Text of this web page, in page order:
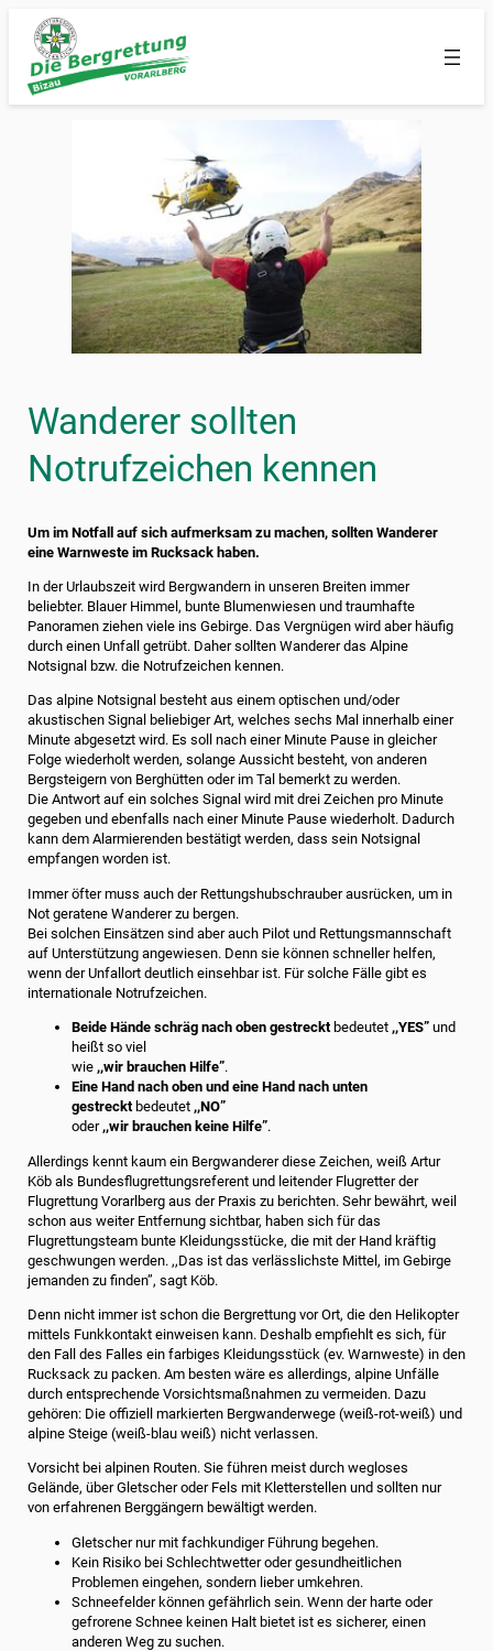
Inhalt
springen
Wanderer sollten
Notrufzeichen kennen
Um im Notfall auf sich aufmerksam zu machen, sollten Wanderer
eine Warnweste im Rucksack haben.
In der Urlaubszeit wird Bergwandern in unseren Breiten immer
beliebter. Blauer Himmel, bunte Blumenwiesen und traumhafte
Panoramen ziehen viele ins Gebirge. Das Vergnügen wird aber häufig
durch einen Unfall getrübt. Daher sollten Wanderer das Alpine
Notsignal bzw. die Notrufzeichen kennen.
Das alpine Notsignal besteht aus einem optischen und/oder
akustischen Signal beliebiger Art, welches sechs Mal innerhalb einer
Minute abgesetzt wird. Es soll nach einer Minute Pause in gleicher
Folge wiederholt werden, solange Aussicht besteht, von anderen
Bergsteigern von Berghütten oder im Tal bemerkt zu werden.
Die Antwort auf ein solches Signal wird mit drei Zeichen pro Minute
gegeben und ebenfalls nach einer Minute Pause wiederholt. Dadurch
kann dem Alarmierenden bestätigt werden, dass sein Notsignal
empfangen worden ist.
Immer öfter muss auch der Rettungshubschrauber ausrücken, um in
Not geratene Wanderer zu bergen.
Bei solchen Einsätzen sind aber auch Pilot und Rettungsmannschaft
auf Unterstützung angewiesen. Denn sie können schneller helfen,
wenn der Unfallort deutlich einsehbar ist. Für solche Fälle gibt es
internationale Notrufzeichen.
Beide Hände schräg nach oben gestrecktbedeutet ,,YES”und
heißt so viel
wie ,,wir brauchen Hilfe”.
Eine Hand nach oben und eine Hand nach unten
gestreckt bedeutet ,,NO”
oder,,wir brauchen keine Hilfe”.
Allerdings kennt kaum ein Bergwanderer diese Zeichen, weiß Artur
Köb als Bundesflugrettungsreferent und leitender Flugretter der
Flugrettung Vorarlberg aus der Praxis zu berichten. Sehr bewährt, weil
schon aus weiter Entfernung sichtbar, haben sich für das
Flugrettungsteam bunte Kleidungsstücke, die mit der Hand kräftig
geschwungen werden. ,,Das ist das verlässlichste Mittel, im Gebirge
jemanden zu finden”, sagt Köb.
Denn nicht immer ist schon die Bergrettung vor Ort, die den Helikopter
mittels Funkkontakt einweisen kann. Deshalb empfiehlt es sich, für
den Fall des Falles ein farbiges Kleidungsstück (ev. Warnweste) in den
Rucksack zu packen. Am besten wäre es allerdings, alpine Unfälle
durch entsprechende Vorsichtsmaßnahmen zu vermeiden. Dazu
gehören: Die offiziell markierten Bergwanderwege (weiß-rot-weiß) und
alpine Steige (weiß-blau weiß) nicht verlassen.
Vorsicht bei alpinen Routen. Sie führen meist durch wegloses
Gelände, über Gletscher oder Fels mit Kletterstellen und sollten nur
von erfahrenen Berggängern bewältigt werden.
Gletscher nur mit fachkundiger Führung begehen.
Kein Risiko bei Schlechtwetter oder gesundheitlichen
Problemen eingehen, sondern lieber umkehren.
Schneefelder können gefährlich sein. Wenn der harte oder
gefrorene Schnee keinen Halt bietet ist es sicherer, einen
anderen Weg zu suchen.